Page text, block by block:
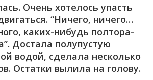
Очень хотелось упасть
“Ничего, ничего…
каких-нибудь полтора-
Достала полупустую
водой, сделала несколько
Остатки вылила на голову.